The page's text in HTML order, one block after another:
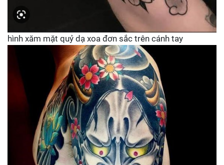
hình xăm mặt quỷ dạ xoa đơn sắc trên cánh tay